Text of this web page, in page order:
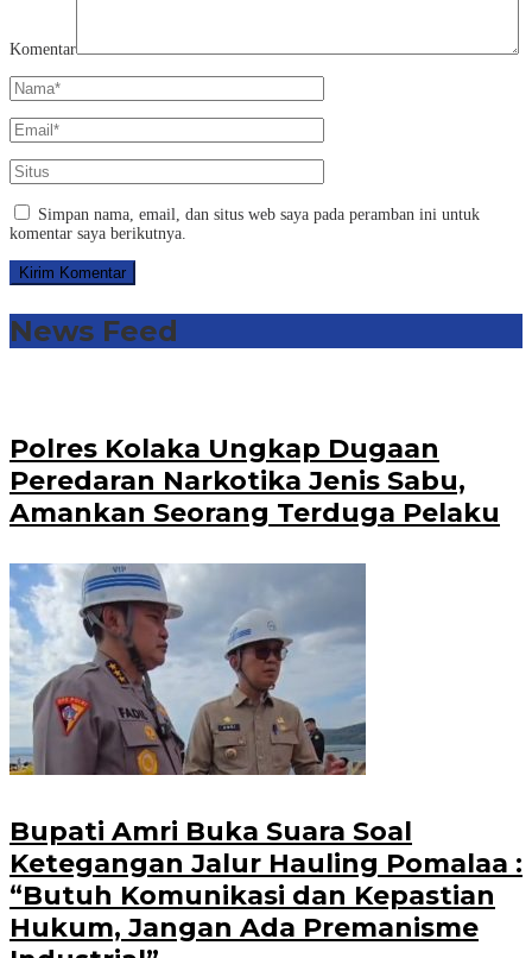
Komentar
Simpan nama, email, dan situs web saya pada peramban ini untuk
komentar saya berikutnya.
News Feed
Polres Kolaka Ungkap Dugaan
Peredaran Narkotika Jenis Sabu,
Amankan Seorang Terduga Pelaku
Bupati Amri Buka Suara Soal
Ketegangan Jalur Hauling Pomalaa :
“Butuh Komunikasi dan Kepastian
Hukum, Jangan Ada Premanisme